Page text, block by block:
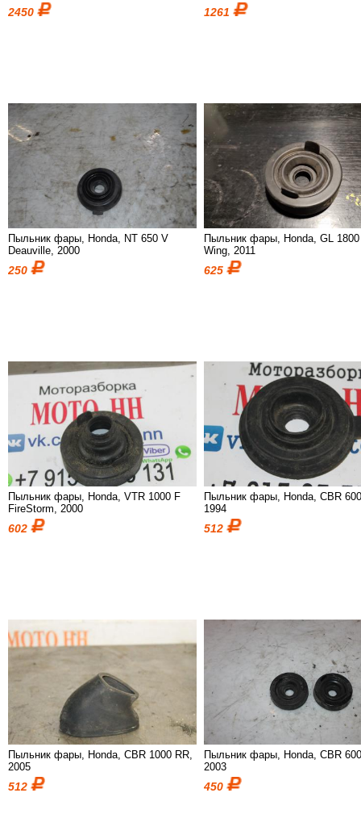
2450 1261
Пыльник фары, Honda, NT 650 V
Deauville, 2000
250
Пыльник фары, Honda, GL
Wing, 2011
625
Пыльник фары, Honda, VTR 1000 F
FireStorm, 2000
602
Пыльник фары, Honda, CBR
1994
512
Пыльник фары, Honda, CBR 1000 RR,
2005
512
Пыльник фары, Honda, CBR
2003
450